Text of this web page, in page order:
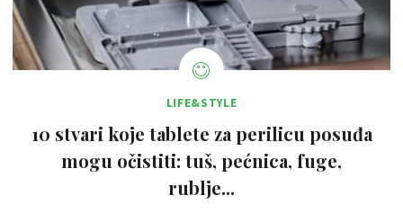
LIFE&STYLE
10 stvari koje tablete za perilicu posuđa
mogu očistiti: tuš, pećnica, fuge,
rublje...